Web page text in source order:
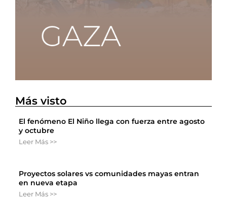
Más visto
El fenómeno El Niño llega con fuerza entre agosto
y octubre
Leer Más >>
Proyectos solares vs comunidades mayas entran
en nueva etapa
Leer Más >>